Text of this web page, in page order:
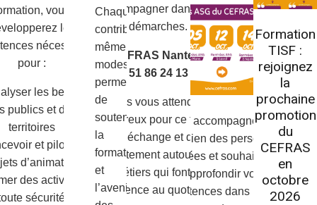
Chaque
contribution,
même
modeste,
permettra
de
soutenir
la
formation
et
l’avenir
accompagner dans vos
démarches.
CEFRAS Nantes : 02
51 86 24 13
Nous vous attendons
nombreux pour ce temps
d’échange et de
recrutement autour des
métiers qui font la
différence au quotidien.
vous
les
nécessaires
pour :
les besoins
publics et des
territoires
et piloter des
d’animation
des activités en
sécurité
Vous accompagnez au
quotidien des personnes
âgées et souhaitez
approfondir vos
compétences dans la prise
Formation
TISF :
rejoignez
la
prochaine
promotion
du
CEFRAS
en
octobre
2026